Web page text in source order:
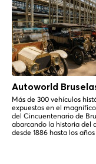
Autoworld
Más de 300 vehículos
expuestos en el
del Cincuentenario de
abarcando la historia del
desde 1886 hasta los años